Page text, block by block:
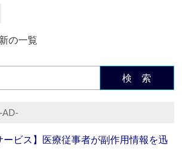
の一覧
検 索
‐AD‐
ービス】医療従事者が副作用情報を迅